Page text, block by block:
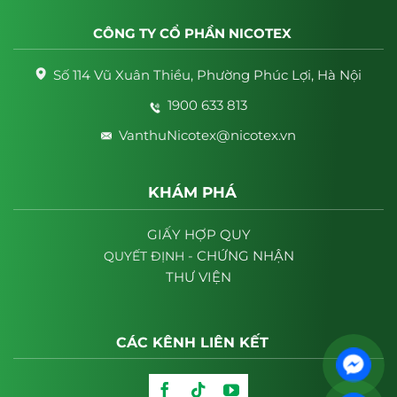
CÔNG TY CỔ PHẦN NICOTEX
Số 114 Vũ Xuân Thiều, Phường Phúc Lợi, Hà Nội
1900 633 813
VanthuNicotex@nicotex.vn
KHÁM PHÁ
GIẤY HỢP QUY
QUYẾT ĐỊNH - CHỨNG NHẬN
THƯ VIỆN
CÁC KÊNH LIÊN KẾT